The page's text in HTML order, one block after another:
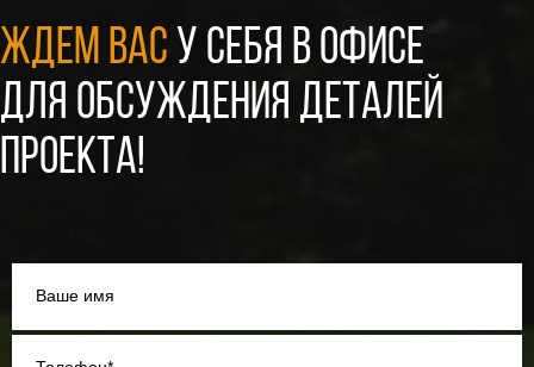
ЖДЕМ ВАС У СЕБЯ В ОФИСЕ
ДЛЯ ОБСУЖДЕНИЯ ДЕТАЛЕЙ
ПРОЕКТА!
Ваше имя